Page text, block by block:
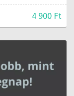
4 900 Ft